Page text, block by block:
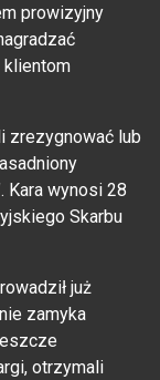
prowizyjny
klientom
zrezygnować lub
Kara wynosi 28
Skarbu
już
zamyka
otrzymali